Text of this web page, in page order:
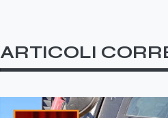
ARTICOLI